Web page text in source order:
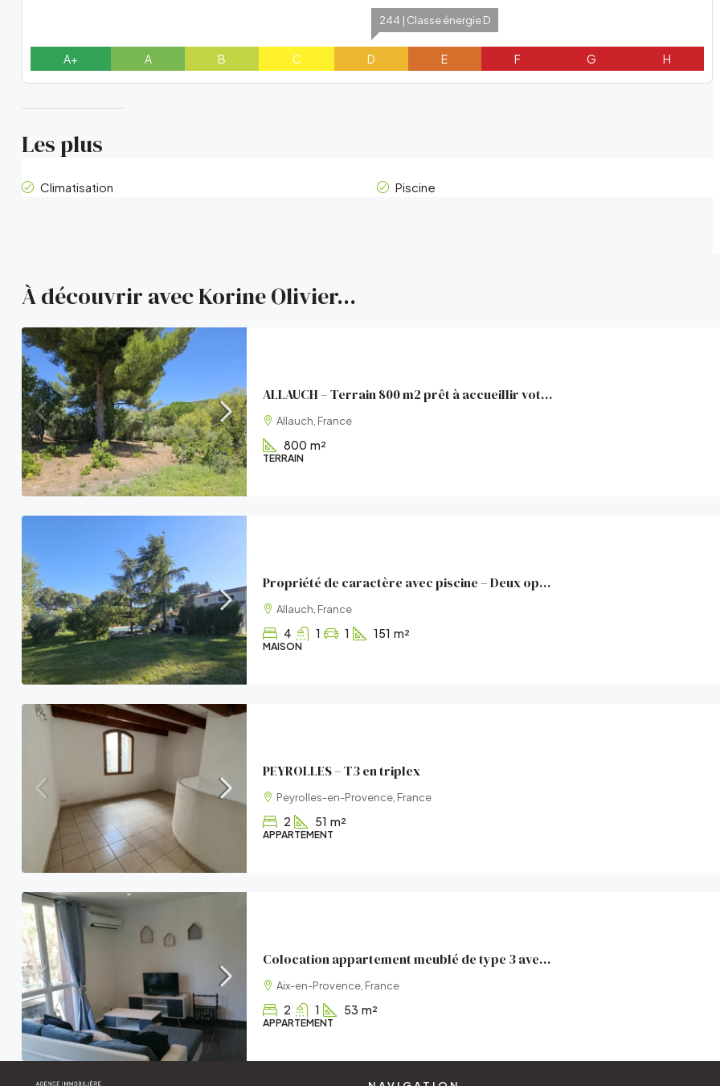
A+ A B C
244 | Classe énergie D
D E F G H
Les plus
Climatisation Piscine
À découvrir avec Korine Olivier...
ALLAUCH – Terrain 800 m2 prêt à accueillir votre projet de v
Allauch, France
800 m²
TERRAIN
Propriété de caractère avec piscine – Deux opportunités d’a
Allauch, France
4 1 1 151 m²
MAISON
PEYROLLES – T3 en triplex
Peyrolles-en-Provence, France
2 51 m²
APPARTEMENT
Colocation appartement meublé de type 3 avec balcon, loggia,
Aix-en-Provence, France
2 1 53 m²
APPARTEMENT